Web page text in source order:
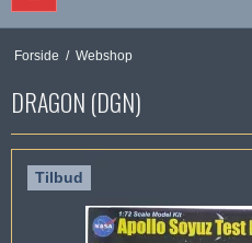
Forside / Webshop
DRAGON (DGN)
Tilbud